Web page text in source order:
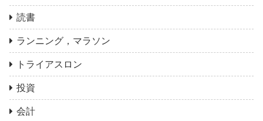
読書
ランニング，マラソン
トライアスロン
投資
会計